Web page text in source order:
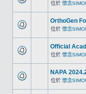
位於 懷念
OrthoGen
位於 懷念
Official
位於 懷念
NAPA
位於 懷念